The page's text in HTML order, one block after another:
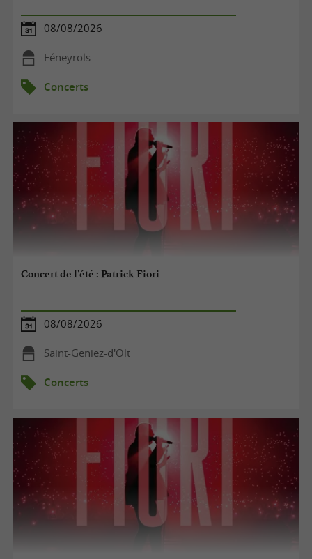
08/08/2026
Féneyrols
Concerts
Concert de l'été : Patrick Fiori
08/08/2026
Saint-Geniez-d'Olt
Concerts